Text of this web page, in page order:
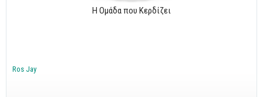
Η Ομάδα που Κερδίζει
Ros Jay